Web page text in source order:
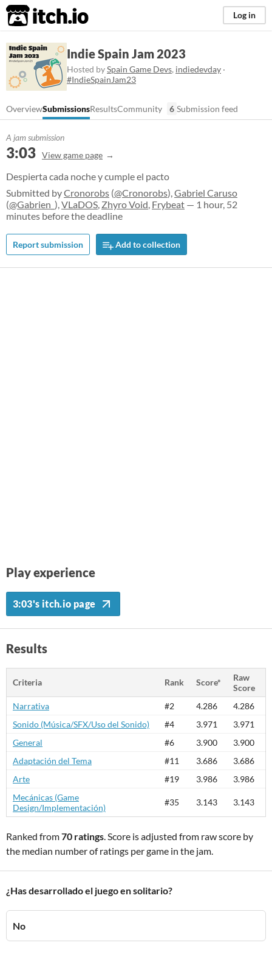
itch.io Log in
Indie Spain Jam 2023
Hosted bySpain Game Devs, indiedevday ·
#IndieSpainJam23
OverviewSubmissionsResultsCommunity 6 Submission feed
A jam submission
3:03 View game page
Despierta cada noche y cumple el pacto
Submitted byCronorobs (@Cronorobs),Gabriel Caruso
(@Gabrien_ ),VLaDOS, Zhyro Void, Frybeat — 1 hour, 52
minutes before the deadline
Report submission Add to collection
Play experience
3:03's itch.io page
Results
Criteria Rank Score*
Raw
Score
Narrativa
#2 4.286
4.286
Sonido (Música/SFX/Uso del Sonido)
#4 3.971
3.971
General
#6 3.900
3.900
Adaptación del Tema
#11 3.686
3.686
Arte
#19 3.986
3.986
Mecánicas (Game
Design/Implementación)
#35 3.143 3.143
Ranked from70 ratings. Score is adjusted from raw score by
the median number of ratings per game in the jam.
¿Has desarrollado el juego en solitario?
No